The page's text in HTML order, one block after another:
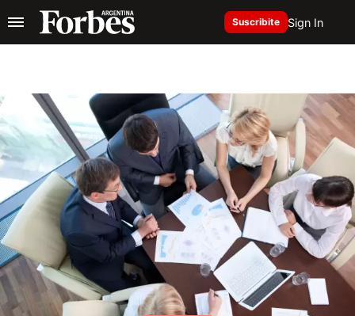
Suscribite Sign In